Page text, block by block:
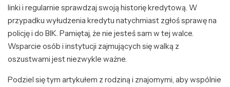
linki i regularnie sprawdzaj swoją historię kredytową. W
przypadku wyłudzenia kredytu natychmiast zgłoś sprawę na
policję i do BIK. Pamiętaj, że nie jesteś sam w tej walce.
Wsparcie osób i instytucji zajmujących się walką z
oszustwami jest niezwykle ważne.
Podziel się tym artykułem z rodziną i znajomymi, aby wspólnie